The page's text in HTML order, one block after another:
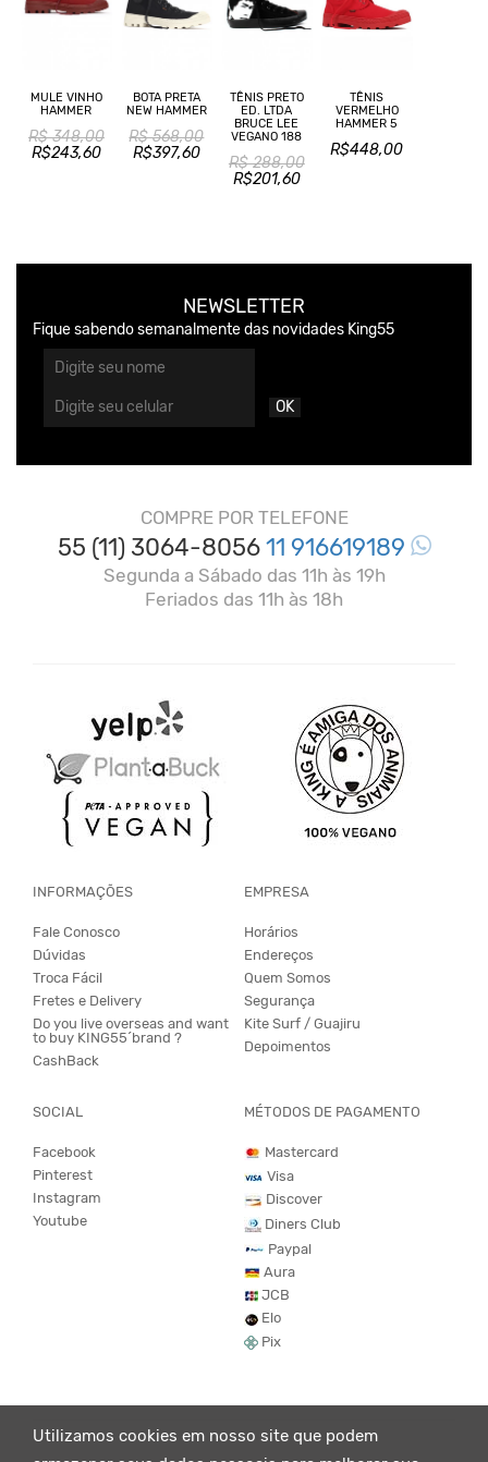
MULE VINHO
HAMMER
R$ 348,00
R$243,60
BOTA PRETA
NEW HAMMER
R$ 568,00
R$397,60
TÊNIS PRETO
ED. LTDA
BRUCE LEE
VEGANO 188
R$ 288,00
R$201,60
TÊNIS
VERMELHO
HAMMER 5
R$448,00
Utilizamos cookies em nosso site que podem
NEWSLETTER
Fique sabendo semanalmente das novidades King55
OK
COMPRE POR TELEFONE
55 (11) 3064-805611 916619189
Segunda a Sábado das 11h às 19h
Feriados das 11h às 18h
INFORMAÇÕES
Fale Conosco
Dúvidas
Troca Fácil
Fretes e Delivery
Do you live overseas and want
to buy KING55´brand ?
CashBack
EMPRESA
Horários
Endereços
Quem Somos
Segurança
Kite Surf / Guajiru
Depoimentos
SOCIAL
Facebook
Pinterest
Instagram
Youtube
MÉTODOS DE PAGAMENTO
Mastercard
Visa
Discover
Diners Club
Paypal
Aura
JCB
Elo
Pix